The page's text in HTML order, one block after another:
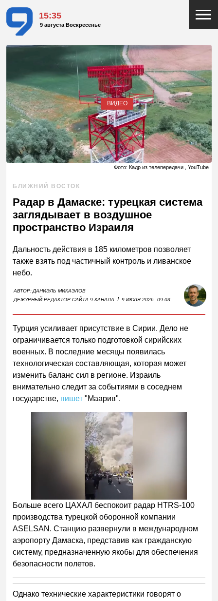
15:35
9 августа Воскресенье
ВИДЕО
Фото: Кадр из телепередачи , YouTube
БЛИЖНИЙ ВОСТОК
Радар в Дамаске: турецкая система
заглядывает в воздушное
пространство Израиля
Дальность действия в 185 километров позволяет
также взять под частичный контроль и ливанское
небо.
АВТОР:ДАНИЭЛЬ МИКАЭЛОВ
ДЕЖУРНЫЙ РЕДАКТОР САЙТА 9 КАНАЛА
I 9 ИЮЛЯ 2026 09:03
Турция усиливает присутствие в Сирии. Дело не
ограничивается только подготовкой сирийских
военных. В последние месяцы появилась
технологическая составляющая, которая может
изменить баланс сил в регионе. Израиль
внимательно следит за событиями в соседнем
государстве, пишет "Маарив".
Больше всего ЦАХАЛ беспокоит радар HTRS-100
производства турецкой оборонной компании
ASELSAN. Станцию развернули в международном
аэропорту Дамаска, представив как гражданскую
систему, предназначенную якобы для обеспечения
безопасности полетов.
Однако технические характеристики говорят о